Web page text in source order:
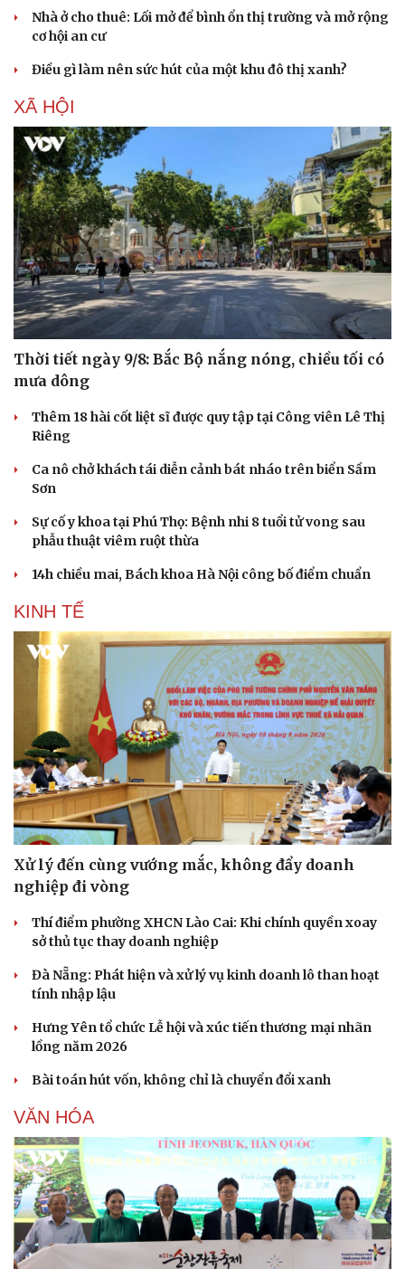
Sân khấu - Điện ảnh
Văn học
Âm nhạc
Di sản
Giải trí
Nghệ sĩ
Thời trang
Sao Việt
Nhà ở cho thuê: Lối mở để bình ổn thị trường và mở rộng
cơ hội an cư
Điều gì làm nên sức hút của một khu đô thị xanh?
XÃ HỘI
Thời tiết ngày 9/8: Bắc Bộ nắng nóng, chiều tối có
mưa dông
Thêm 18 hài cốt liệt sĩ được quy tập tại Công viên Lê Thị
Riêng
Ca nô chở khách tái diễn cảnh bát nháo trên biển Sầm
Sơn
Sự cố y khoa tại Phú Thọ: Bệnh nhi 8 tuổi tử vong sau
phẫu thuật viêm ruột thừa
14h chiều mai, Bách khoa Hà Nội công bố điểm chuẩn
KINH TẾ
Xử lý đến cùng vướng mắc, không đẩy doanh
nghiệp đi vòng
Thí điểm phường XHCN Lào Cai: Khi chính quyền xoay
sở thủ tục thay doanh nghiệp
Đà Nẵng: Phát hiện và xử lý vụ kinh doanh lô than hoạt
tính nhập lậu
Hưng Yên tổ chức Lễ hội và xúc tiến thương mại nhãn
lồng năm 2026
Bài toán hút vốn, không chỉ là chuyển đổi xanh
VĂN HÓA